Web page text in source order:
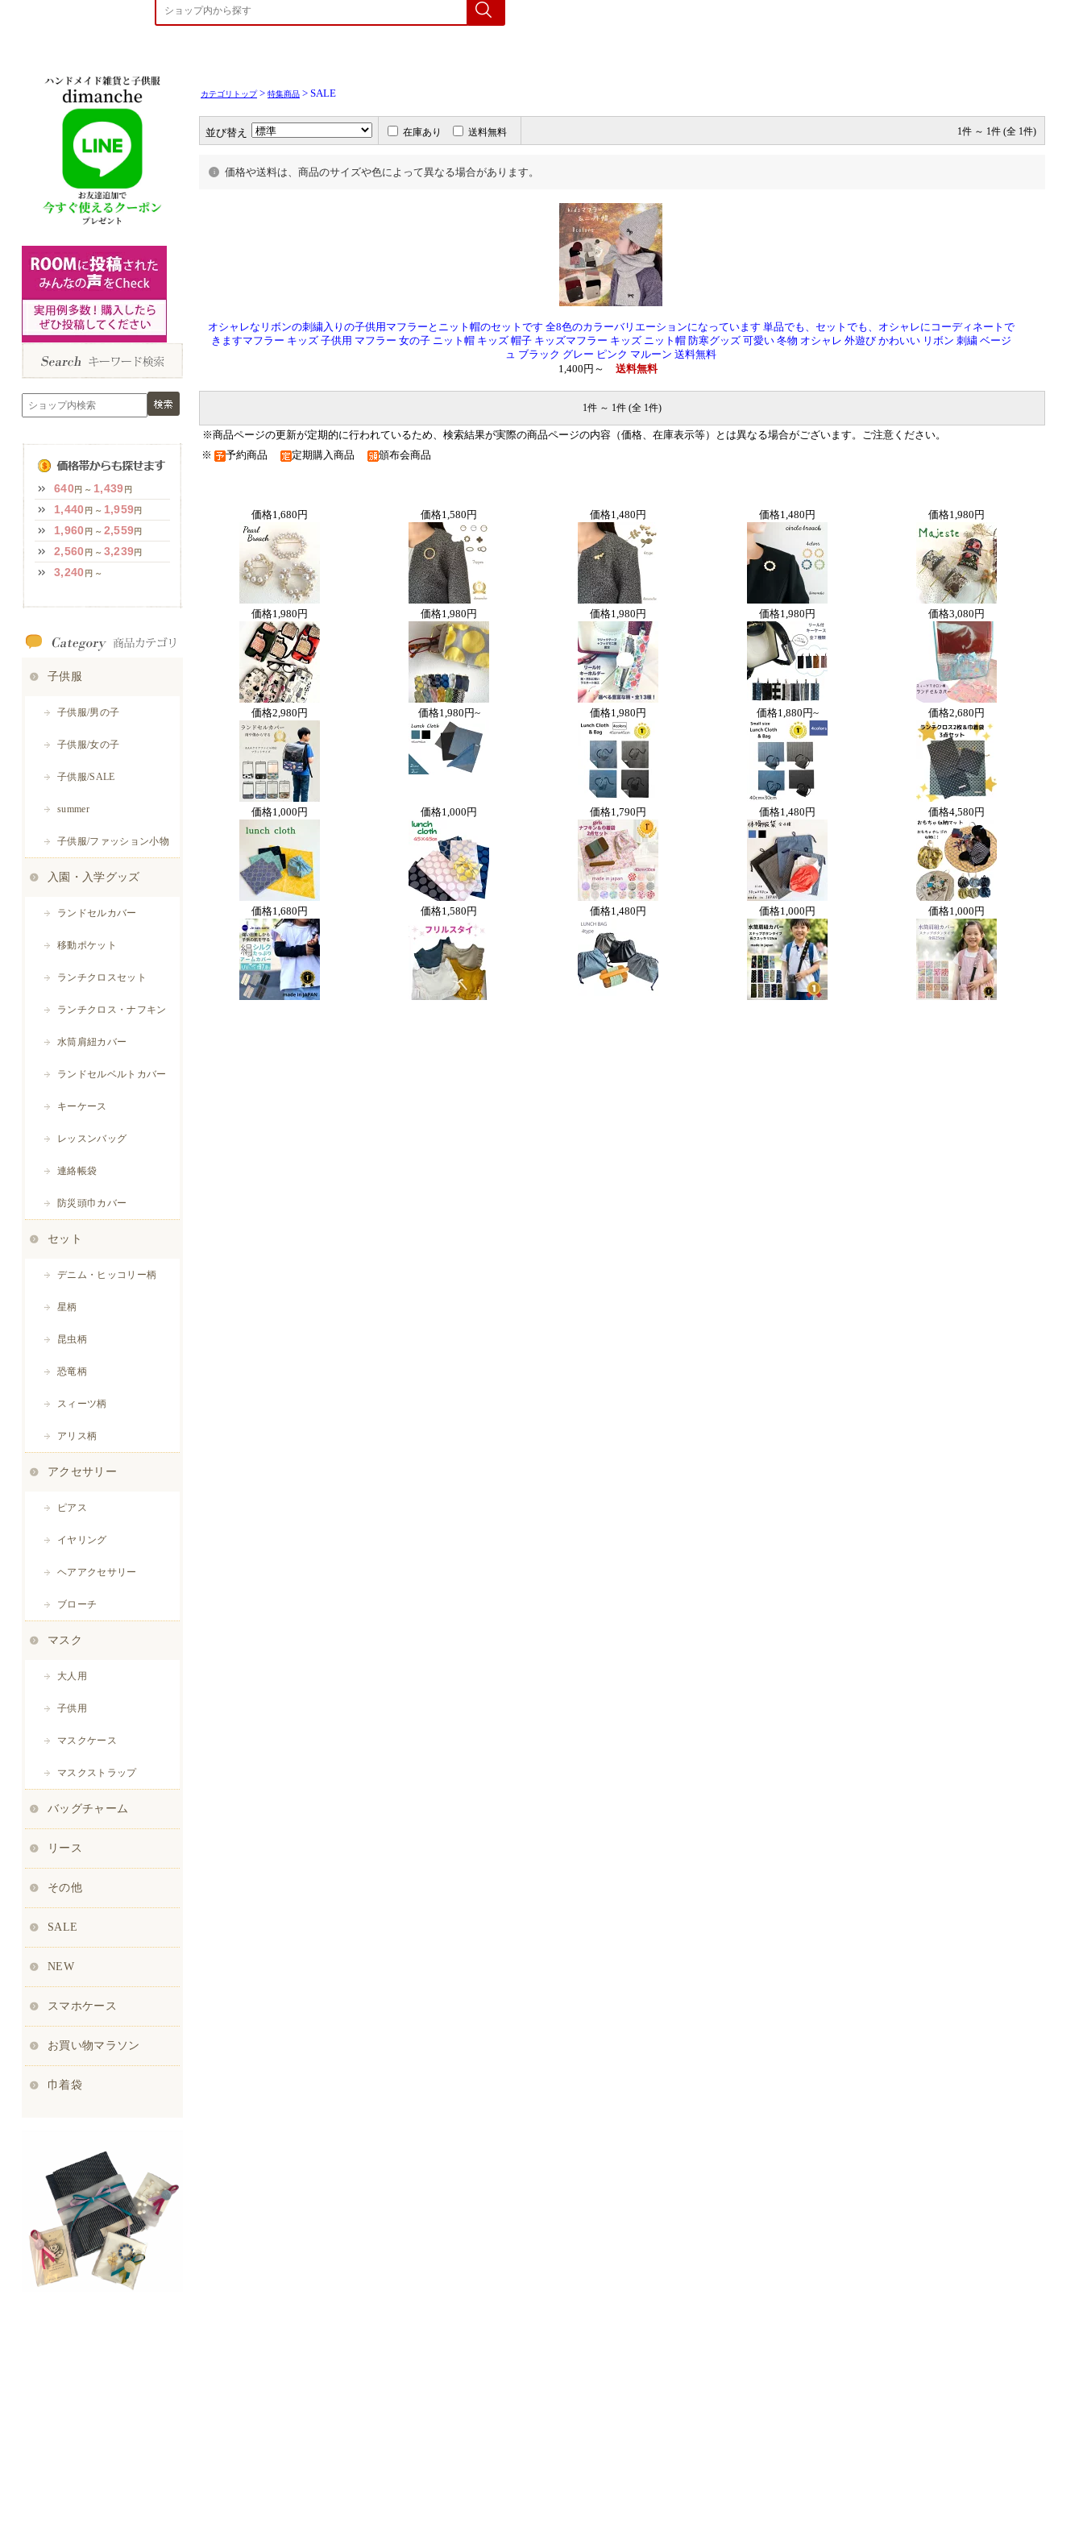
カテゴリトップ> 特集商品 > SALE
並び替え 在庫あり 送料無料 1件 ～ 1件 (全 1件)
価格や送料は、商品のサイズや色によって異なる場合があります。
オシャレなリボンの刺繍入りの子供用マフラーとニット帽のセットです 全8色のカラーバリエーションになっています 単品でも、セットでも、オシャレにコーディネートで
きますマフラー キッズ 子供用 マフラー 女の子 ニット帽 キッズ 帽子 キッズマフラー キッズ ニット帽 防寒グッズ 可愛い 冬物 オシャレ 外遊び かわいい リボン 刺繍 ベージ
ュ ブラック グレー ピンク マルーン 送料無料
1,400円～
送料無料
1件 ～ 1件 (全 1件)
※商品ページの更新が定期的に行われているため、検索結果が実際の商品ページの内容（価格、在庫表示等）とは異なる場合がございます。ご注意ください。
※ 予約商品 定期購入商品 頒布会商品
価格1,680円 価格1,580円 価格1,480円 価格1,480円 価格1,980円
価格1,980円 価格1,980円 価格1,980円 価格1,980円 価格3,080円
価格2,980円 価格1,980円~ 価格1,980円 価格1,880円~ 価格2,680円
価格1,000円 価格1,000円 価格1,790円 価格1,480円 価格4,580円
価格1,680円 価格1,580円 価格1,480円 価格1,000円 価格1,000円